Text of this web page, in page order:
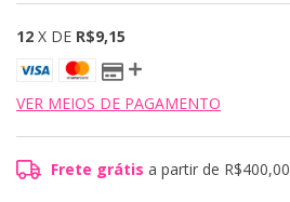
12 X DE R$9,15
VER MEIOS DE PAGAMENTO
Frete grátis a partir de R$400,00